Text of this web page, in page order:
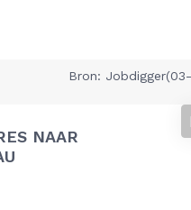
Bron:
NAAR